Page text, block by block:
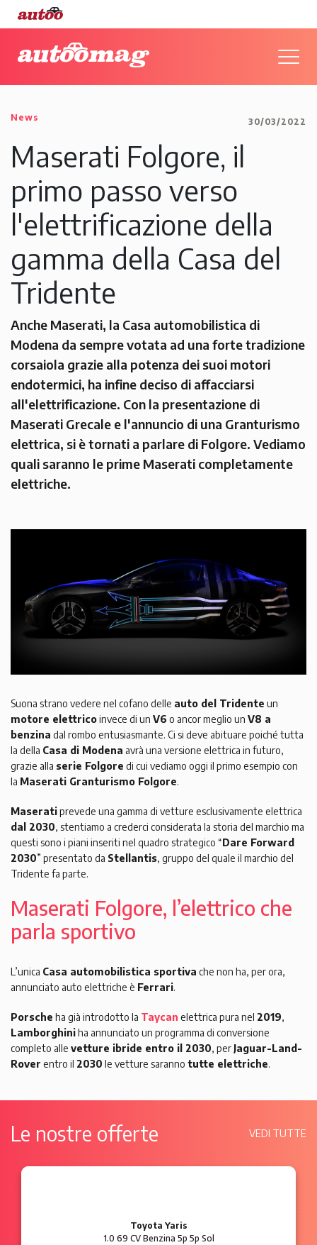
News 30/03/2022
Maserati Folgore, il
primo passo verso
l'elettrificazione della
gamma della Casa del
Tridente
Anche Maserati, la Casa automobilistica di
Modena da sempre votata ad una forte tradizione
corsaiola grazie alla potenza dei suoi motori
endotermici, ha infine deciso di affacciarsi
all'elettrificazione. Con la presentazione di
Maserati Grecale e l'annuncio di una Granturismo
elettrica, si è tornati a parlare di Folgore. Vediamo
quali saranno le prime Maserati completamente
elettriche.
Suona strano vedere nel cofano delle auto del Tridente un
motore elettricoinvece di un V6 o ancor meglio un V8 a
benzina dal rombo entusiasmante. Ci si deve abituare poiché tutta
la della Casa di Modena avrà una versione elettrica in futuro,
grazie alla serie Folgore di cui vediamo oggi il primo esempio con
la Maserati Granturismo Folgore.
Maseratiprevede una gamma di vetture esclusivamente elettrica
dal 2030, stentiamo a crederci considerata la storia del marchio ma
questi sono i piani inseriti nel quadro strategico “Dare Forward
2030” presentato da Stellantis, gruppo del quale il marchio del
Tridente fa parte.
Maserati Folgore, l’elettrico che
parla sportivo
L’unica Casa automobilistica sportiva che non ha, per ora,
annunciato auto elettriche è Ferrari.
Porsche ha già introdotto la Taycan elettrica pura nel 2019,
Lamborghiniha annunciato un programma di conversione
completo alle vetture ibride entro il 2030, per Jaguar-Land-
Rover entro il 2030 le vetture saranno tutte elettriche.
Le nostre offerte VEDI TUTTE
Toyota Yaris
1.0 69 CV Benzina 5p 5p Sol